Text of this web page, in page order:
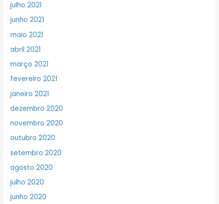
julho 2021
junho 2021
maio 2021
abril 2021
março 2021
fevereiro 2021
janeiro 2021
dezembro 2020
novembro 2020
outubro 2020
setembro 2020
agosto 2020
julho 2020
junho 2020